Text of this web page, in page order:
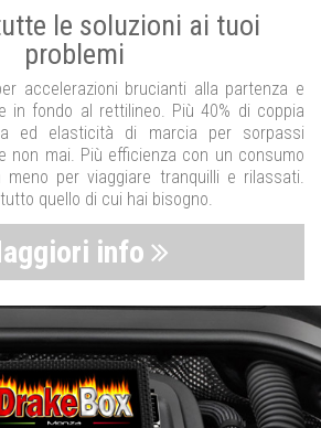
le soluzioni ai tuoi
problemi
accelerazioni brucianti alla partenza e
in fondo al rettilineo. Più 40% di coppia
ed elasticità di marcia per sorpassi
non mai. Più efficienza con un consumo
per viaggiare tranquilli e rilassati.
quello di cui hai bisogno.
info